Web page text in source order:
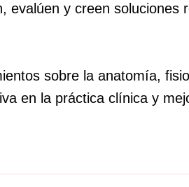
evalúen y creen
sobre la anatomía,
en la práctica clínica y